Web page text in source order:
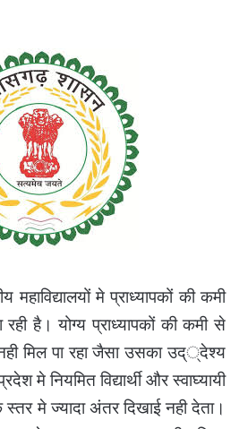
महाविद्यालयों मे प्राध्यापकों की कमी
है। योग्य प्राध्यापकों की कमी से
मिल पा रहा जैसा उसका उद््देश्य
मे नियमित विद्यार्थी और स्वाघ्यायी
स्तर मे ज्यादा अंतर दिखाई नही देता।